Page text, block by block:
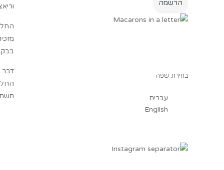
דבר
בחירת שפה
עברית
English